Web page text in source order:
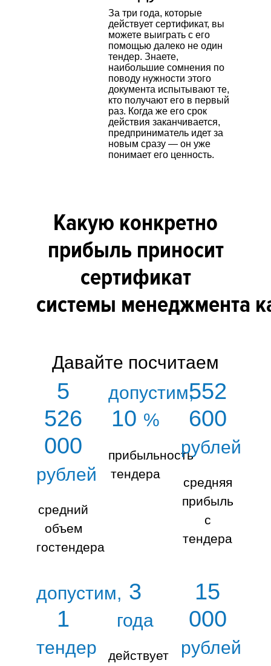
За три года, которые
действует сертификат, вы
можете выиграть с его
помощью далеко не один
тендер. Знаете,
наибольшие сомнения по
поводу нужности этого
документа испытывают те,
кто получают его в первый
раз. Когда же его срок
действия заканчивается,
предприниматель идет за
новым сразу — он уже
понимает его ценность.
Какую конкретно
прибыль приносит
сертификат
системы менеджмента
Давайте посчитаем
5
526
000
рублей
средний
объем
гостендера
допустим,
10 %
прибыльность
тендера
552
600
рублей
средняя
прибыль
с
тендера
допустим,
1
тендер
3
года
действует
15
000
рублей